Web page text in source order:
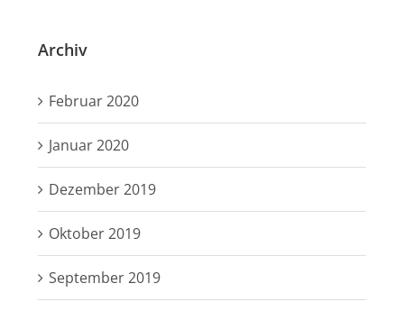
Archiv
Februar 2020
Januar 2020
Dezember 2019
Oktober 2019
September 2019